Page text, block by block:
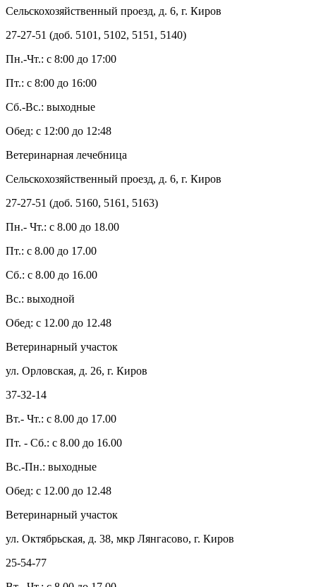
Сельскохозяйственный проезд, д. 6, г. Киров
27-27-51 (доб. 5101, 5102, 5151, 5140)
Пн.-Чт.: с 8:00 до 17:00
Пт.: с 8:00 до 16:00
Сб.-Вс.: выходные
Обед: с 12:00 до 12:48
Ветеринарная лечебница
Сельскохозяйственный проезд, д. 6, г. Киров
27-27-51 (доб. 5160, 5161, 5163)
Пн.- Чт.: с 8.00 до 18.00
Пт.: с 8.00 до 17.00
Сб.: с 8.00 до 16.00
Вс.: выходной
Обед: с 12.00 до 12.48
Ветеринарный участок
ул. Орловская, д. 26, г. Киров
37-32-14
Вт.- Чт.: с 8.00 до 17.00
Пт. - Сб.: с 8.00 до 16.00
Вс.-Пн.: выходные
Обед: с 12.00 до 12.48
Ветеринарный участок
ул. Октябрьская, д. 38, мкр Лянгасово, г. Киров
25-54-77